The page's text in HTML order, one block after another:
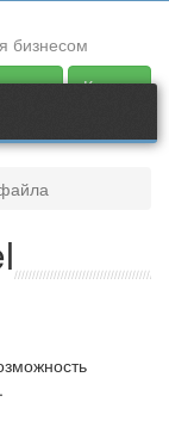
бизнесом
демо
Купить